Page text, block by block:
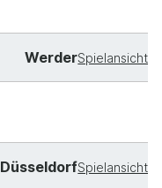
WerderSpielansicht
DüsseldorfSpielansicht